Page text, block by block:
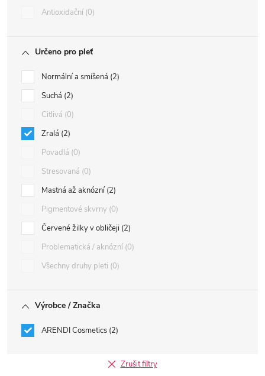
Antioxidační 0
Určeno pro pleť
Normální a smíšená 2
Suchá 2
Citlivá 0
Zralá 2
Povadlá 0
Stresovaná 0
Mastná až aknózní 2
Pigmentové skvrny 0
Červené žilky v obličeji 2
Problematická / aknózní 0
Všechny druhy pleti 0
Výrobce / Značka
ARENDI Cosmetics 2
Zrušit filtry